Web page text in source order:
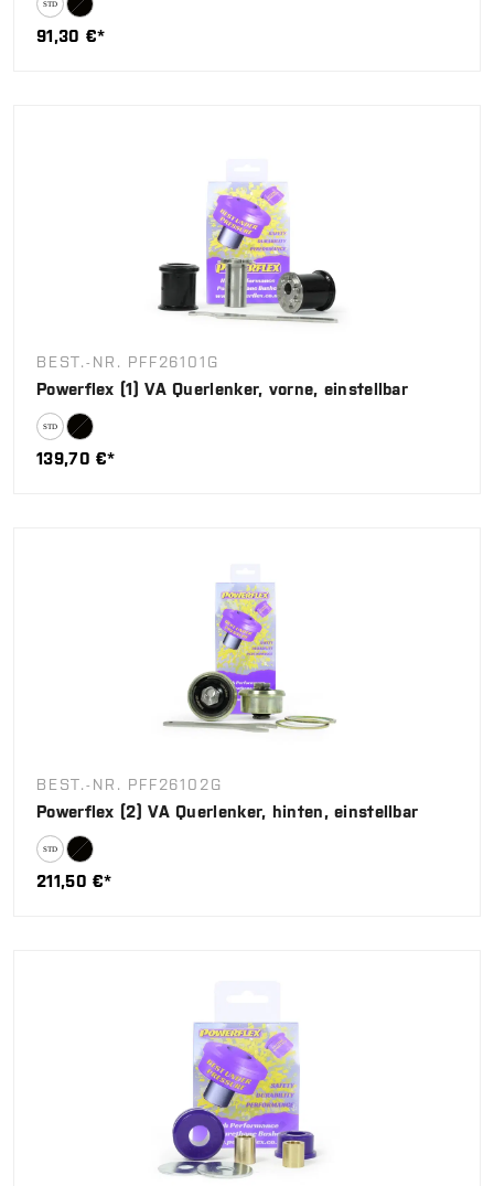
91,30 €*
BEST.-NR. PFF26101G
Powerflex (1) VA Querlenker, vorne, einstellbar
139,70 €*
BEST.-NR. PFF26102G
Powerflex (2) VA Querlenker, hinten, einstellbar
211,50 €*